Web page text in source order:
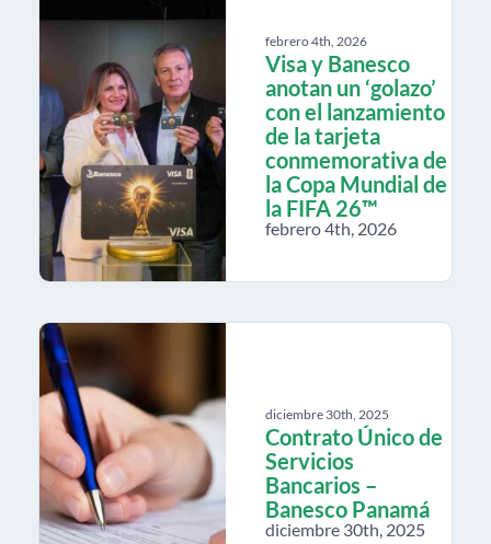
febrero 4th, 2026
Visa y Banesco
anotan un ‘golazo’
con el lanzamiento
de la tarjeta
conmemorativa de
la Copa Mundial de
la FIFA 26™
febrero 4th, 2026
diciembre 30th, 2025
Contrato Único de
Servicios
Bancarios –
Banesco Panamá
diciembre 30th, 2025